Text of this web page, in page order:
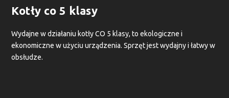
Kotły co 5 klasy
Wydajne w działaniu kotły CO 5 klasy, to ekologiczne i
ekonomiczne w użyciu urządzenia. Sprzęt jest wydajny i łatwy w
obsłudze.